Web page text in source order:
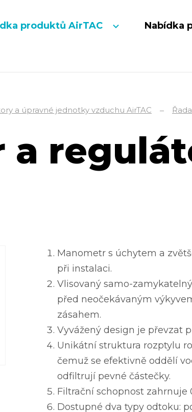
produktů AirTAC
Nabídka
a úpravné jednotky vzduchu AirTAC
a
Manometr s úchytem a
při instalaci.
Vlisovaný samo-
před neočekávaným
zásahem.
Vyvážený design je převzat
Unikátní struktura rozptylu
čemuž se efektivně oddělí
odfiltrují pevné částečky.
Filtrační schopnost zahrnuje
Dostupné dva typy odtoku: